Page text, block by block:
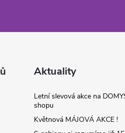
Aktuality
Letní slevová akce na
shopu
Květnová MÁJOVÁ AKCE !